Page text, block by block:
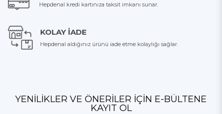
Hepdenal kredi kartınıza taksit imkanı sunar.
KOLAY İADE
Hepdenal aldığınız ürünü iade etme kolaylığı sağlar.
YENILIKLER VE ÖNERILER İÇIN E-BÜLTENE
KAYIT OL